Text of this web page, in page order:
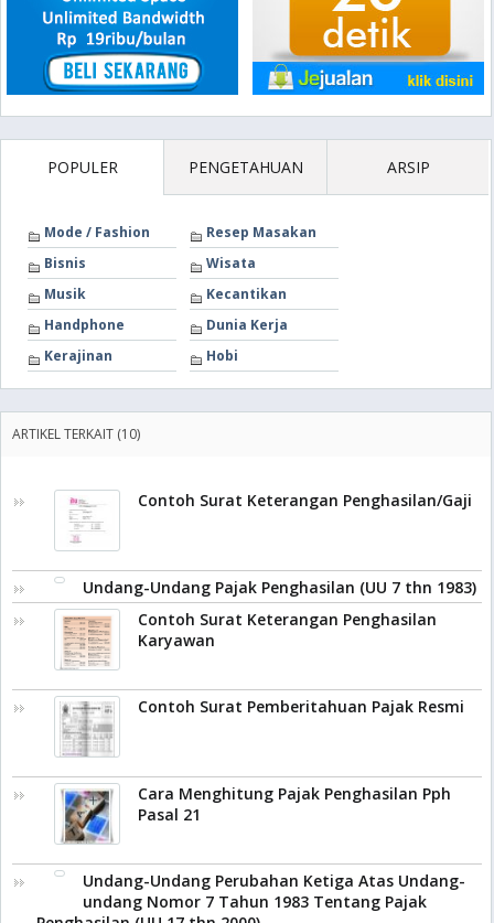
POPULER PENGETAHUAN ARSIP
Mode / Fashion
Resep Masakan
Bisnis
Wisata
Musik
Kecantikan
Handphone
Dunia Kerja
Kerajinan
Hobi
ARTIKEL TERKAIT (10)
Contoh Surat Keterangan Penghasilan/Gaji
Undang-Undang Pajak Penghasilan (UU 7 thn 1983)
Contoh Surat Keterangan Penghasilan
Karyawan
Contoh Surat Pemberitahuan Pajak Resmi
Cara Menghitung Pajak Penghasilan Pph
Pasal 21
Undang-Undang Perubahan Ketiga Atas Undang-
undang Nomor 7 Tahun 1983 Tentang Pajak